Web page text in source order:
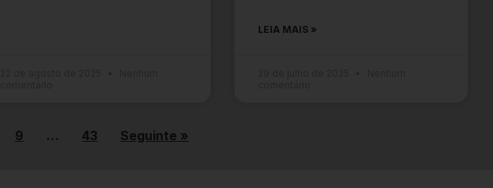
LEIA MAIS »
9 … 43 Seguinte »